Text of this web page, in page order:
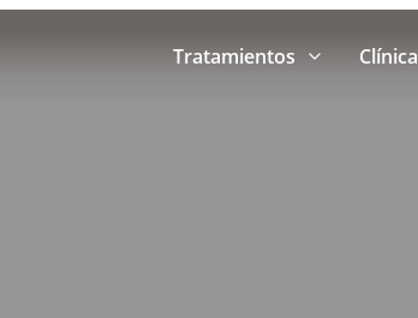
Tratamientos Clínica